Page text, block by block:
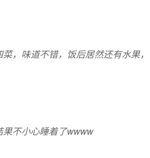
，味道不错，饭后居然还有水果，
不小心睡着了wwww